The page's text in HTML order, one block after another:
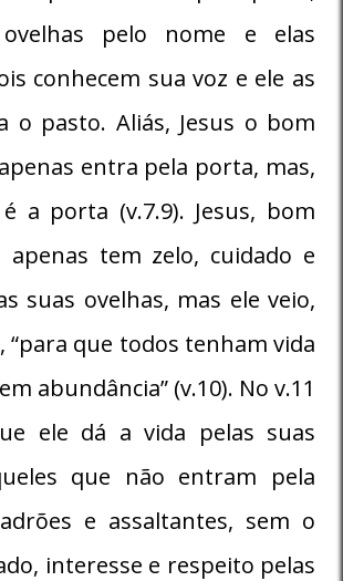
pelo nome e elas
conhecem sua voz e ele as
o pasto. Aliás, Jesus o bom
entra pela porta, mas,
a porta (v.7.9). Jesus, bom
apenas tem zelo, cuidado e
suas ovelhas, mas ele veio,
“para que todos tenham vida
abundância” (v.10). No v.11
ele dá a vida pelas suas
que não entram pela
e assaltantes, sem o
interesse e respeito pelas